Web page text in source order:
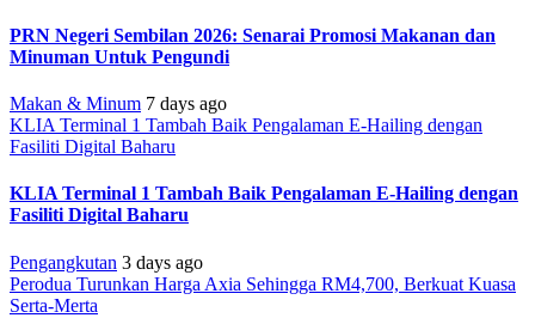
PRN Negeri Sembilan 2026: Senarai Promosi Makanan dan
Minuman Untuk Pengundi
Makan & Minum 7 days ago
KLIA Terminal 1 Tambah Baik Pengalaman E-Hailing dengan
Fasiliti Digital Baharu
KLIA Terminal 1 Tambah Baik Pengalaman E-Hailing dengan
Fasiliti Digital Baharu
Pengangkutan 3 days ago
Perodua Turunkan Harga Axia Sehingga RM4,700, Berkuat Kuasa
Serta-Merta